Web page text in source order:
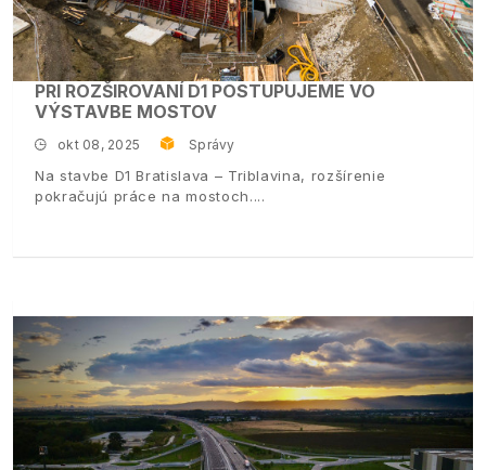
PRI ROZŠIROVANÍ D1 POSTUPUJEME VO
VÝSTAVBE MOSTOV
okt 08, 2025 Správy
Na stavbe D1 Bratislava – Triblavina, rozšírenie
pokračujú práce na mostoch.